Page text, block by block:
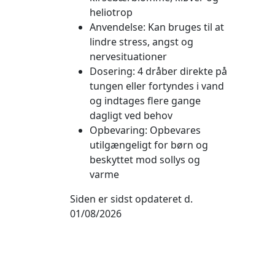
heliotrop
Anvendelse: Kan bruges til at
lindre stress, angst og
nervesituationer
Dosering: 4 dråber direkte på
tungen eller fortyndes i vand
og indtages flere gange
dagligt ved behov
Opbevaring: Opbevares
utilgængeligt for børn og
beskyttet mod sollys og
varme
Siden er sidst opdateret d.
01/08/2026